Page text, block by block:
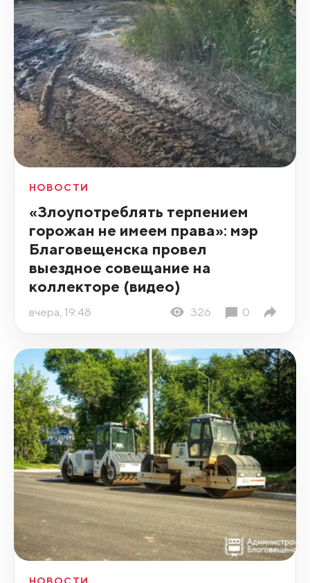
НОВОСТИ
«Злоупотреблять терпением
горожан не имеем права»: мэр
Благовещенска провел
выездное совещание на
коллекторе (видео)
вчера, 19:48 326 0